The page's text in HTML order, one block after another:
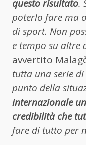
questo risultato.
poterlo fare ma
di sport. Non
e tempo su altre
avvertito
tutta una serie
punto della
internazionale
credibilità che
fare di tutto per